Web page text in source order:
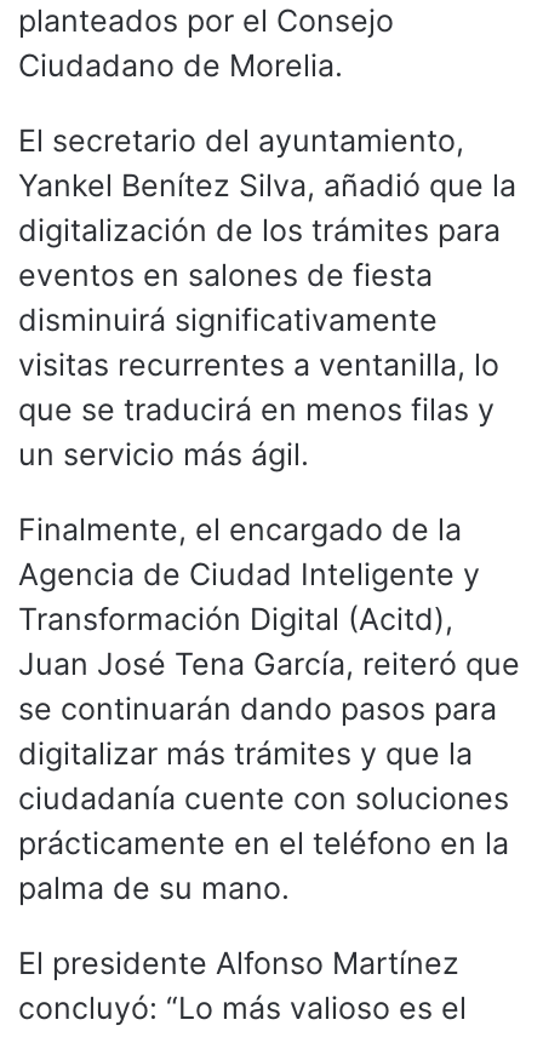
planteados por el Consejo
Ciudadano de Morelia.
El secretario del ayuntamiento,
Yankel Benítez Silva, añadió que la
digitalización de los trámites para
eventos en salones de fiesta
disminuirá significativamente
visitas recurrentes a ventanilla, lo
que se traducirá en menos filas y
un servicio más ágil.
Finalmente, el encargado de la
Agencia de Ciudad Inteligente y
Transformación Digital (Acitd),
Juan José Tena García, reiteró que
se continuarán dando pasos para
digitalizar más trámites y que la
ciudadanía cuente con soluciones
prácticamente en el teléfono en la
palma de su mano.
El presidente Alfonso Martínez
concluyó: “Lo más valioso es el